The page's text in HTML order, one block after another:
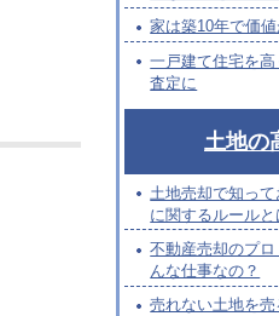
家は築10年で価
一戸建て住宅を
査定に
土地の
土地売却で知っ
に関するルールと
不動産売却のプ
んな仕事なの？
売れない土地を